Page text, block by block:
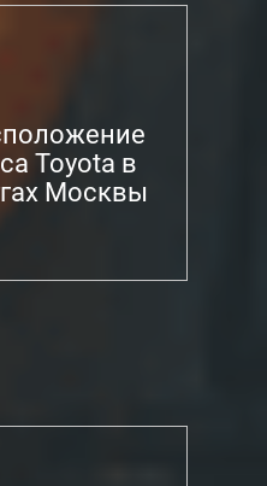
Toyota в
Москвы